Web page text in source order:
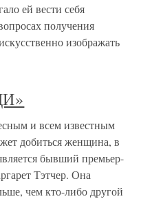
ей вести себя
получения
изображать
и всем известным
добиться женщина, в
бывший премьер-
Тэтчер. Она
чем кто-либо другой